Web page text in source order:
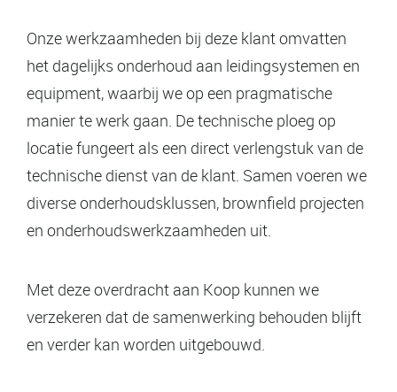
Onze werkzaamheden bij deze klant omvatten
het dagelijks onderhoud aan leidingsystemen en
equipment, waarbij we op een pragmatische
manier te werk gaan. De technische ploeg op
locatie fungeert als een direct verlengstuk van de
technische dienst van de klant. Samen voeren we
diverse onderhoudsklussen, brownfield projecten
en onderhoudswerkzaamheden uit.
Met deze overdracht aan Koop kunnen we
verzekeren dat de samenwerking behouden blijft
en verder kan worden uitgebouwd.